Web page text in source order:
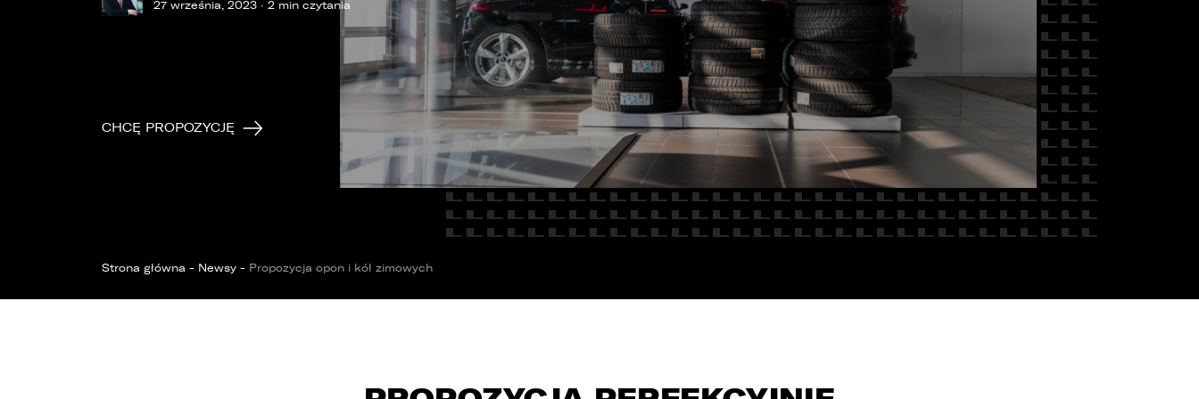
Car detailing
Stacja kontroli pojazdów
Serwis mechaniczny
Sprawdzenie samochodu
Fakturatka
Ubezpieczenia
Fundacja
Wrocław
Bytom
NAPISZ DO NAS
27 września, 2023 · 2 min czytania
CHCĘ PROPOZYCJĘ
Strona główna - Newsy - Propozycja opon i kół zimowych